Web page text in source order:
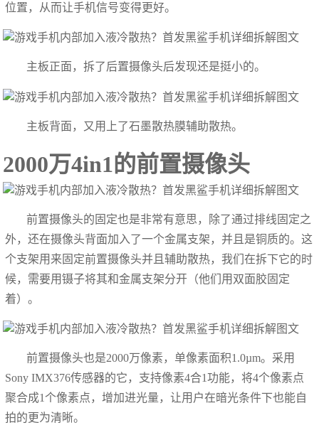
位置，从而让手机信号变得更好。
主板正面，拆了后置摄像头后发现还是挺小的。
主板背面，又用上了石墨散热膜辅助散热。
2000万4in1的前置摄像头
前置摄像头的固定也是非常有意思，除了通过排线固定之
外，还在摄像头背面加入了一个金属支架，并且是铜质的。这
个支架用来固定前置摄像头并且辅助散热，我们在拆下它的时
候，需要用镊子将其和金属支架分开（他们用双面胶固定
着）。
前置摄像头也是2000万像素，单像素面积1.0µm。采用
Sony IMX376传感器的它，支持像素4合1功能，将4个像素点
聚合成1个像素点，增加进光量，让用户在暗光条件下也能自
拍的更为清晰。